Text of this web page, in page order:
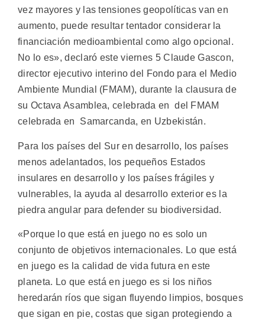
vez mayores y las tensiones geopolíticas van en
aumento, puede resultar tentador considerar la
financiación medioambiental como algo opcional.
No lo es», declaró este viernes 5 Claude Gascon,
director ejecutivo interino del Fondo para el Medio
Ambiente Mundial (FMAM), durante la clausura de
su Octava Asamblea, celebrada en del FMAM
celebrada en Samarcanda, en Uzbekistán.
Para los países del Sur en desarrollo, los países
menos adelantados, los pequeños Estados
insulares en desarrollo y los países frágiles y
vulnerables, la ayuda al desarrollo exterior es la
piedra angular para defender su biodiversidad.
«Porque lo que está en juego no es solo un
conjunto de objetivos internacionales. Lo que está
en juego es la calidad de vida futura en este
planeta. Lo que está en juego es si los niños
heredarán ríos que sigan fluyendo limpios, bosques
que sigan en pie, costas que sigan protegiendo a